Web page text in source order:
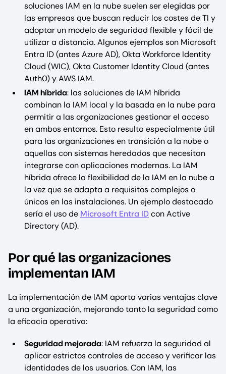
soluciones IAM en la nube suelen ser elegidas por
las empresas que buscan reducir los costes de TI y
adoptar un modelo de seguridad flexible y fácil de
utilizar a distancia. Algunos ejemplos son Microsoft
Entra ID (antes Azure AD), Okta Workforce Identity
Cloud (WIC), Okta Customer Identity Cloud (antes
Auth0) y AWS IAM.
IAM híbrida: las soluciones de IAM híbrida
combinan la IAM local y la basada en la nube para
permitir a las organizaciones gestionar el acceso
en ambos entornos. Esto resulta especialmente útil
para las organizaciones en transición a la nube o
aquellas con sistemas heredados que necesitan
integrarse con aplicaciones modernas. La IAM
híbrida ofrece la flexibilidad de la IAM en la nube a
la vez que se adapta a requisitos complejos o
únicos en las instalaciones. Un ejemplo destacado
sería el uso de Microsoft Entra IDcon Active
Directory (AD).
Por qué las organizaciones
implementan IAM
La implementación de IAM aporta varias ventajas clave
a una organización, mejorando tanto la seguridad como
la eficacia operativa:
Seguridad mejorada: IAM refuerza la seguridad al
aplicar estrictos controles de acceso y verificar las
identidades de los usuarios. Con IAM, las